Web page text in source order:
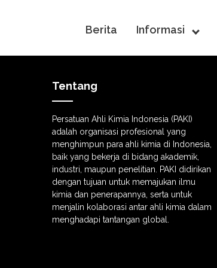
Berita Informasi
Tentang
Persatuan Ahli Kimia Indonesia (PAKI)
adalah organisasi profesional yang
menghimpun para ahli kimia di Indonesia,
baik yang bekerja di bidang akademik,
industri, maupun penelitian. PAKI didirikan
dengan tujuan untuk memajukan ilmu
kimia dan penerapannya, serta untuk
menjalin kolaborasi antar ahli kimia dalam
menghadapi tantangan global.